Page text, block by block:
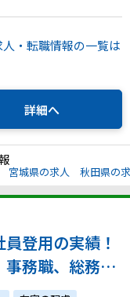
縄県
・転職情報の一覧は
詳細へ
宮城県の求人 秋田県の
登用の実績！
事務職、総務
リモート可能♪